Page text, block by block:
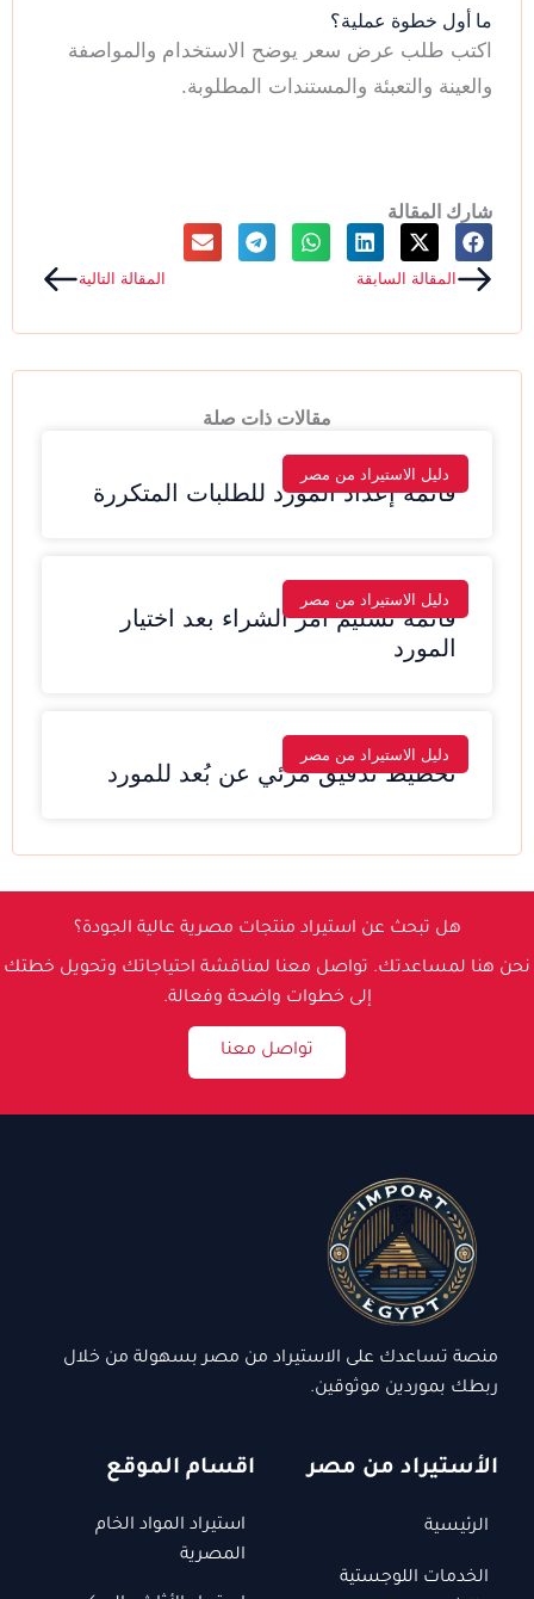
ما أول خطوة عملية؟
اكتب طلب عرض سعر يوضح الاستخدام والمواصفة
والعينة والتعبئة والمستندات المطلوبة.
شارك المقالة
Prevالمقالة السابقة المقالة التاليةNext
مقالات ذات صلة
دليل الاستيراد من مصر
قائمة إعداد المورد للطلبات المتكررة
دليل الاستيراد من مصر
قائمة تسليم أمر الشراء بعد اختيار
المورد
دليل الاستيراد من مصر
تخطيط تدقيق مرئي عن بُعد للمورد
هل تبحث عن استيراد منتجات مصرية عالية الجودة؟
نحن هنا لمساعدتك. تواصل معنا لمناقشة احتياجاتك وتحويل خطتك
إلى خطوات واضحة وفعالة.
تواصل معنا
منصة تساعدك على الاستيراد من مصر بسهولة من خلال
ربطك بموردين موثوقين.
الأستيراد من مصر
الرئيسية
الخدمات اللوجستية
اقسام الموقع
استيراد المواد الخام
المصرية